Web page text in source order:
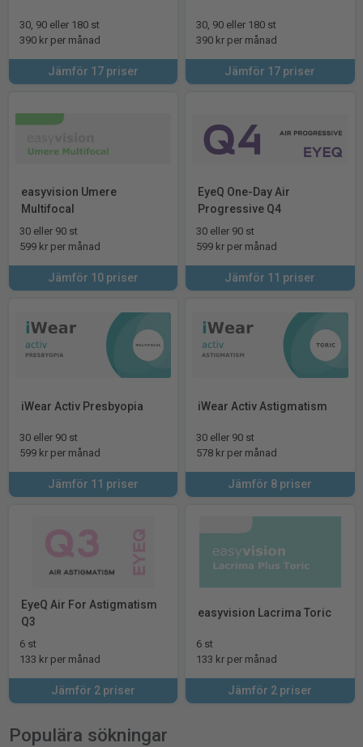
30, 90 eller 180 st
390 kr per månad
Jämför 17 priser
30, 90 eller 180 st
390 kr per månad
Jämför 17 priser
easyvision Umere
Multifocal
30 eller 90 st
599 kr per månad
Jämför 10 priser
EyeQ One-Day Air
Progressive Q4
30 eller 90 st
599 kr per månad
Jämför 11 priser
iWear Activ Presbyopia
30 eller 90 st
599 kr per månad
Jämför 11 priser
iWear Activ Astigmatism
30 eller 90 st
578 kr per månad
Jämför 8 priser
EyeQ Air For Astigmatism
Q3
6 st
133 kr per månad
Jämför 2 priser
easyvision Lacrima Toric
6 st
133 kr per månad
Jämför 2 priser
Populära sökningar